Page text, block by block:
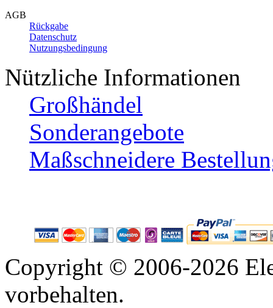
AGB
Rückgabe
Datenschutz
Nutzungsbedingung
Nützliche Informationen
Großhändel
Sonderangebote
Maßschneidere
Copyright © 2006-2026
vorbehalten.